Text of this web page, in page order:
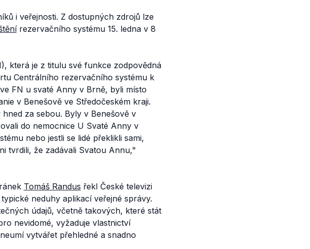
i veřejnosti. Z dostupných zdrojů lze
rezervačního systému 15. ledna v 8
která je z titulu své funkce zodpovědná
Centrálního rezervačního systému k
FN u svaté Anny v Brně, byli místo
v Benešově ve Středočeském kraji.
za sebou. Byly v Benešově v
do nemocnice U Svaté Anny v
nebo jestli se lidé překlikli sami,
tvrdili, že zadávali Svatou Annu,"
Tomáš Randus řekl České televizi
neduhy aplikací veřejné správy.
údajů, včetně takových, které stát
nevidomé, vyžaduje vlastnictví
vytvářet přehledné a snadno